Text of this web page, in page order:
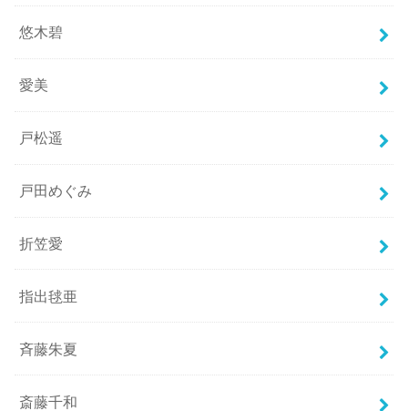
悠木碧
愛美
戸松遥
戸田めぐみ
折笠愛
指出毬亜
斉藤朱夏
斎藤千和